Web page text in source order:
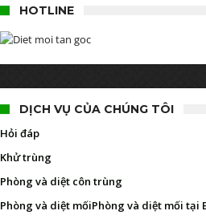
HOTLINE
DỊCH VỤ CỦA CHÚNG TÔI
Hỏi đáp
Khử trùng
Phòng và diệt côn trùng
Phòng và diệt mốiPhòng và diệt mối tại